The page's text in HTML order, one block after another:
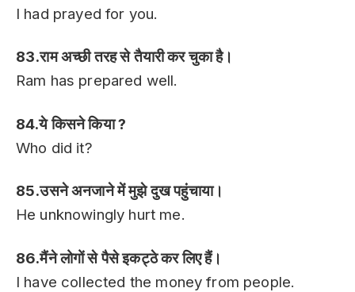
I had prayed for you.
83.राम अच्छी तरह से तैयारी कर चुका है।
Ram has prepared well.
84.ये किसने किया ?
Who did it?
85.उसने अनजाने में मुझे दुख पहुंचाया।
He unknowingly hurt me.
86.मैंने लोगों से पैसे इकट्ठे कर लिए हैं।
I have collected the money from people.